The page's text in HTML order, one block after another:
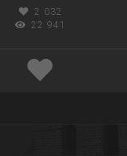
2 032
22 941